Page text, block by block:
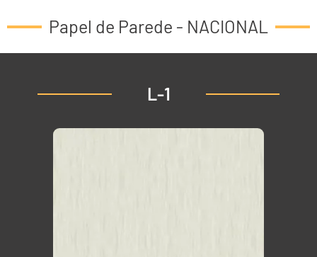
Papel de Parede - NACIONAL
L-1